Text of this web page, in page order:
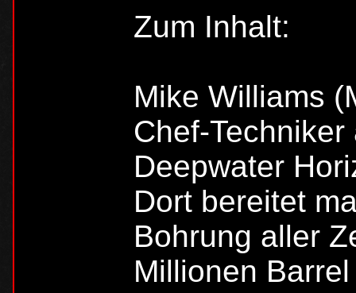
Zum Inhalt:
Mike Williams
Chef-
Deepwater
Dort bereitet
Bohrung aller
Millionen